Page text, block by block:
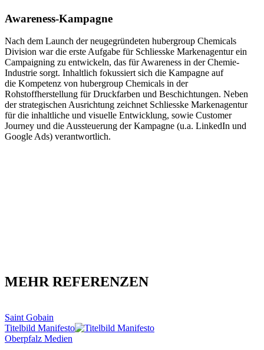
Awareness-Kampagne
Nach dem Launch der neugegründeten hubergroup Chemicals
Division war die erste Aufgabe für Schliesske Markenagentur ein
Campaigning zu entwickeln, das für Awareness in der Chemie-
Industrie sorgt. Inhaltlich fokussiert sich die Kampagne auf
die Kompetenz von hubergroup Chemicals in der
Rohstoffherstellung für Druckfarben und Beschichtungen. Neben
der strategischen Ausrichtung zeichnet Schliesske Markenagentur
für die inhaltliche und visuelle Entwicklung, sowie Customer
Journey und die Aussteuerung der Kampagne (u.a. LinkedIn und
Google Ads) verantwortlich.
MEHR REFERENZEN
Saint Gobain
Titelbild Manifesto
Oberpfalz Medien